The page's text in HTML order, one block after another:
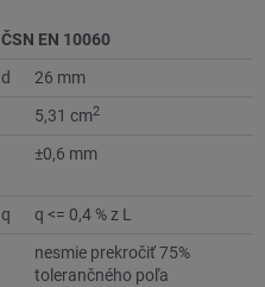
ČSN EN 10060
d
26 mm
5,31 cm2
±0,6 mm
q
q <= 0,4 % z L
nesmie prekročiť 75%
tolerančného poľa